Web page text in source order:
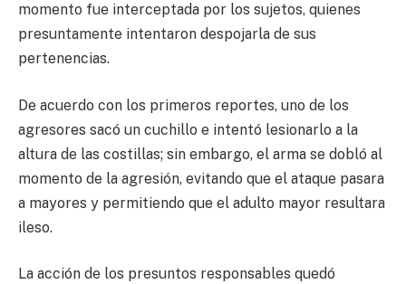
momento fue interceptada por los sujetos, quienes
presuntamente intentaron despojarla de sus
pertenencias.
De acuerdo con los primeros reportes, uno de los
agresores sacó un cuchillo e intentó lesionarlo a la
altura de las costillas; sin embargo, el arma se dobló al
momento de la agresión, evitando que el ataque pasara
a mayores y permitiendo que el adulto mayor resultara
ileso.
La acción de los presuntos responsables quedó